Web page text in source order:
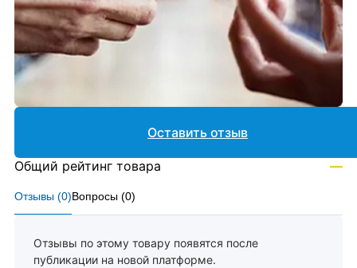
Отзывы (0)Вопросы (0)
Отзывы по этому товару появятся после
публикации на новой платформе.
Оставить отзыв
Общий рейтинг товара —